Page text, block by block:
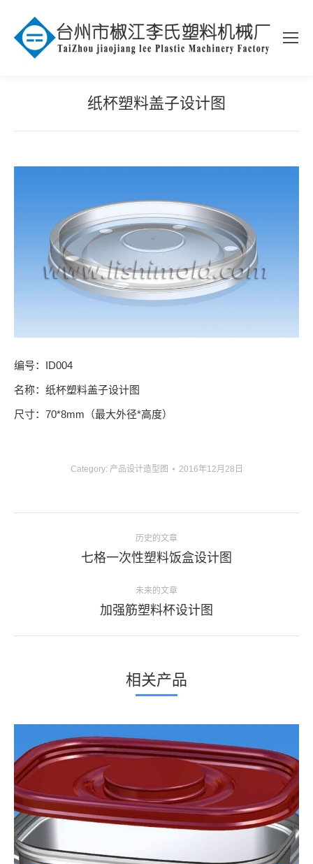
纸杯塑料盖子设计图
编号：ID004
名称：纸杯塑料盖子设计图
尺寸：70*8mm（最大外径*高度）
Category: 产品设计造型图 2016年12月28日
历史的文章
上
个
项
七格一次性塑料饭盒设计图
未来的文章
下
目：
加强筋塑料杯设计图
相关产品